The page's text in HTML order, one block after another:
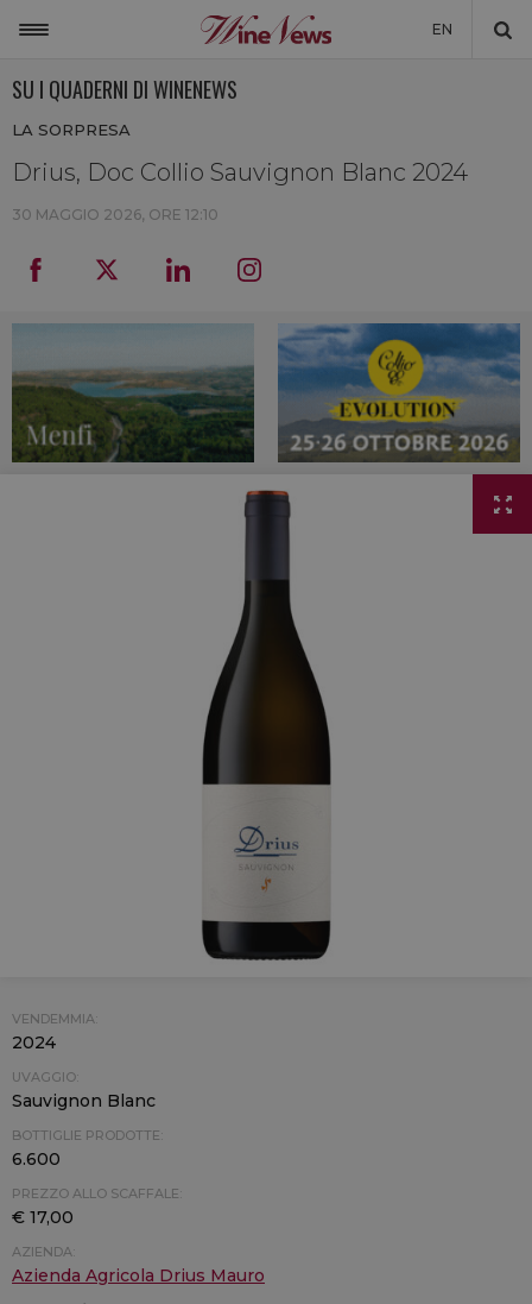
EN
NON SOLO VINO
NEWSLETTER
LA CANTINA DI WINENEWS
DICONO DI NOI
WINENEWS TV
SU I QUADERNI DI WINENEWS
LA SORPRESA
Drius, Doc Collio Sauvignon Blanc 2024
30 MAGGIO 2026, ORE 12:10
VENDEMMIA:
2024
UVAGGIO:
Sauvignon Blanc
BOTTIGLIE PRODOTTE:
6.600
PREZZO ALLO SCAFFALE:
€ 17,00
AZIENDA:
Azienda Agricola Drius Mauro